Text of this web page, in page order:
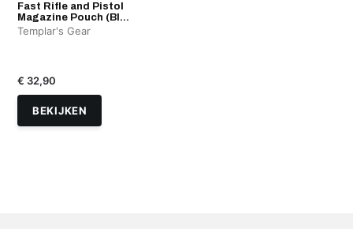
Fast Rifle and Pistol
Magazine Pouch (Bl...
Templar's Gear
€ 32,90
BEKIJKEN